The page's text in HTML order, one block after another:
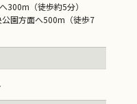
300m（徒歩約5分）
園方面へ500m（徒歩7